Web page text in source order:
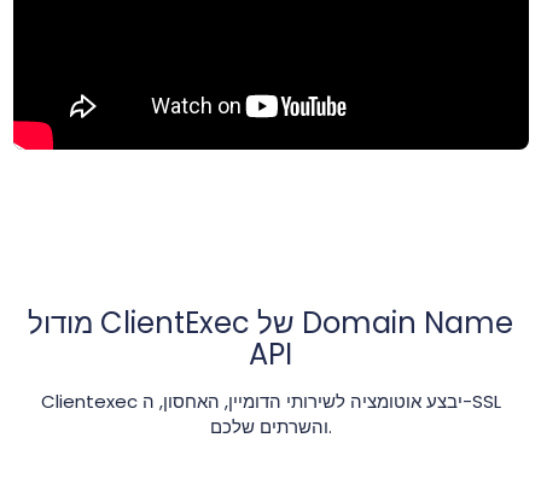
מודול ClientExec של Domain Name
API
והשרתים שלכם.